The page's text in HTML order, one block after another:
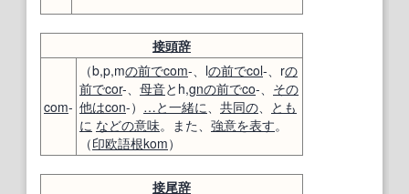
接頭辞
com-
（b,p,mの前でcom-、lの前でcol-、rの
前でcor-、 母音とh,gnの前でco-、 その
他はcon-） …と一緒に、 共同の、 とも
に などの意味。また、 強意を表す。
（印欧語根kom）
接尾辞